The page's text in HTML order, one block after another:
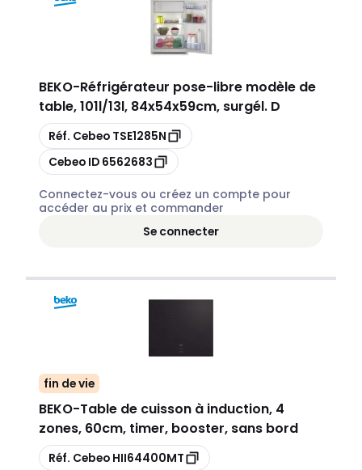
BEKO-Réfrigérateur pose-libre modèle de
table, 101l/13l, 84x54x59cm, surgél. D
Copier
Réf. Cebeo TSE1285N
Copier
Cebeo ID 6562683
Connectez-vous ou créez un compte pour
accéder au prix et commander
Se connecter
fin de vie
BEKO-Table de cuisson à induction, 4
zones, 60cm, timer, booster, sans bord
Copier
Réf. Cebeo HII64400MT